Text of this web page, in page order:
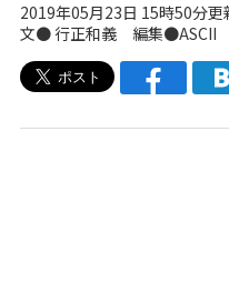
2019年05月23日 15時50分更
文● 行正和義 編集●ASCII